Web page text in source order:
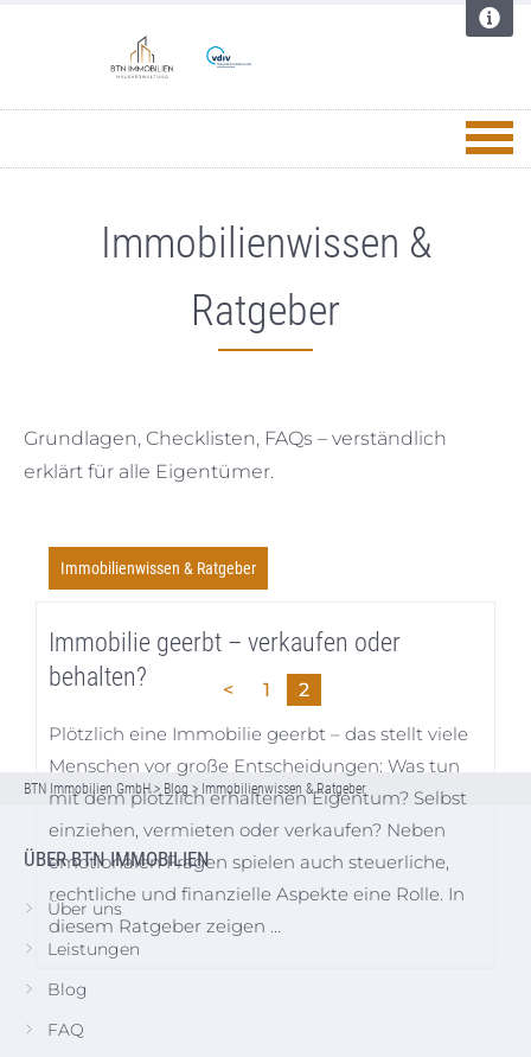
Immobilienwissen &
Ratgeber
Grundlagen, Checklisten, FAQs – verständlich
erklärt für alle Eigentümer.
Immobilienwissen & Ratgeber
Immobilie geerbt – verkaufen oder
behalten?
Plötzlich eine Immobilie geerbt – das stellt viele
Menschen vor große Entscheidungen: Was tun
mit dem plötzlich erhaltenen Eigentum? Selbst
einziehen, vermieten oder verkaufen? Neben
emotionalen Fragen spielen auch steuerliche,
rechtliche und finanzielle Aspekte eine Rolle. In
diesem Ratgeber zeigen …
< 1 2
BTN Immobilien GmbH> Blog > Immobilienwissen & Ratgeber
ÜBER BTN IMMOBILIEN
Über uns
Leistungen
Blog
FAQ